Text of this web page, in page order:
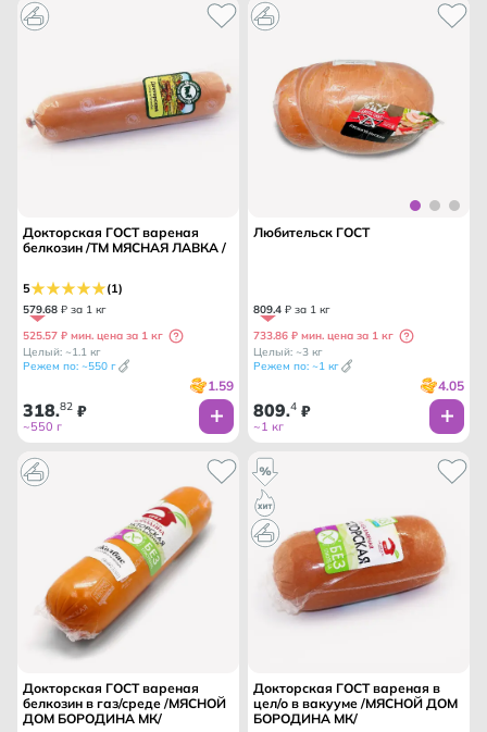
Докторская ГОСТ вареная
белкозин /ТМ МЯСНАЯ ЛАВКА /
5 (1)
579.68 ₽ за 1 кг
525.57 ₽ мин. цена за 1 кг
Целый: ~1.1 кг
Режем по: ~550 г
1.59
318.82 ₽
~550 г
Любительск ГОСТ
809.4 ₽ за 1 кг
733.86 ₽ мин. цена за 1 кг
Целый: ~3 кг
Режем по: ~1 кг
4.05
809.4 ₽
~1 кг
Докторская ГОСТ вареная
белкозин в газ/среде /МЯСНОЙ
ДОМ БОРОДИНА МК/
Докторская ГОСТ вареная в
цел/о в вакууме /МЯСНОЙ ДОМ
БОРОДИНА МК/